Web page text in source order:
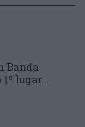
Banda
lugar...